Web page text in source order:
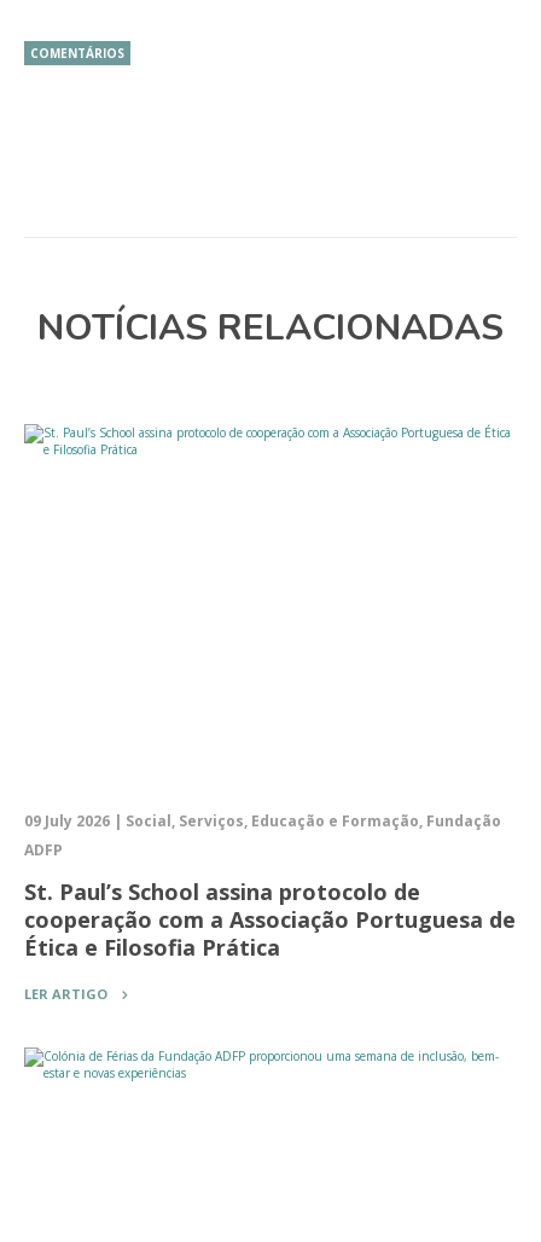
COMENTÁRIOS
NOTÍCIAS RELACIONADAS
09 July 2026 | Social, Serviços, Educação e Formação, Fundação
ADFP
St. Paul’s School assina protocolo de
cooperação com a Associação Portuguesa de
Ética e Filosofia Prática
LER ARTIGO